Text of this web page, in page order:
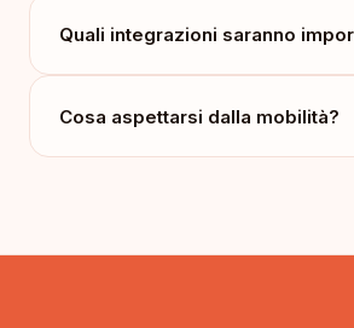
Quali integrazioni saranno
Cosa aspettarsi dalla mobilità?